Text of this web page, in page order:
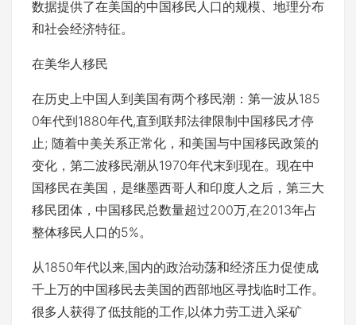
数据提供了在美国的中国移民人口的规模、地理分布
和社会经济特征。
在美华人移民
在历史上中国人到美国有两个移民潮：第一波从185
0年代到1880年代,直到联邦法律限制中国移民才停
止; 随着中美关系正常化，和美国与中国移民政策的
变化，第二波移民潮从1970年代末到现在。现在中
国移民在美国，是继墨西哥人和印度人之后，第三大
移民团体，中国移民总数量超过200万,在2013年占
整体移民人口的5%。
从1850年代以来,国内的政治动荡和经济压力促使成
千上万的中国移民去美国的西部地区寻找临时工作。
很多人获得了低技能的工作,以体力劳工进入采矿